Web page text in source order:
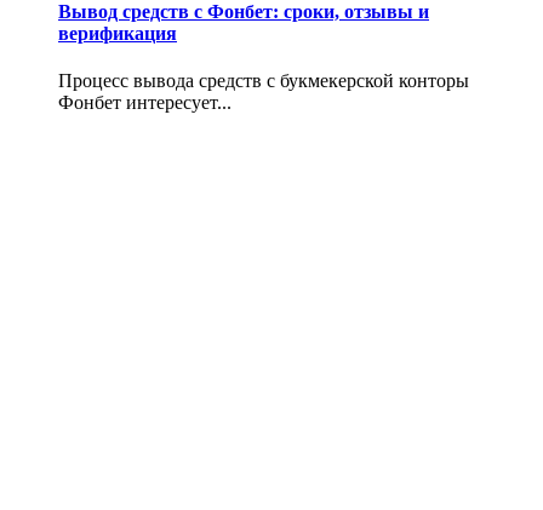
Вывод средств с Фонбет: сроки, отзывы и
верификация
Процесс вывода средств с букмекерской конторы
Фонбет интересует...